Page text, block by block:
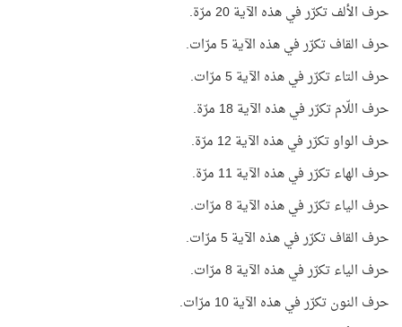
حرف الألف تكرّر في هذه الآية 20 مرّة.
حرف القاف تكرّر في هذه الآية 5 مرّات.
حرف التاء تكرّر في هذه الآية 5 مرّات.
حرف اللّام تكرّر في هذه الآية 18 مرّة.
حرف الواو تكرّر في هذه الآية 12 مرّة.
حرف الهاء تكرّر في هذه الآية 11 مرّة.
حرف الياء تكرّر في هذه الآية 8 مرّات.
حرف القاف تكرّر في هذه الآية 5 مرّات.
حرف الياء تكرّر في هذه الآية 8 مرّات.
حرف النون تكرّر في هذه الآية 10 مرّات.